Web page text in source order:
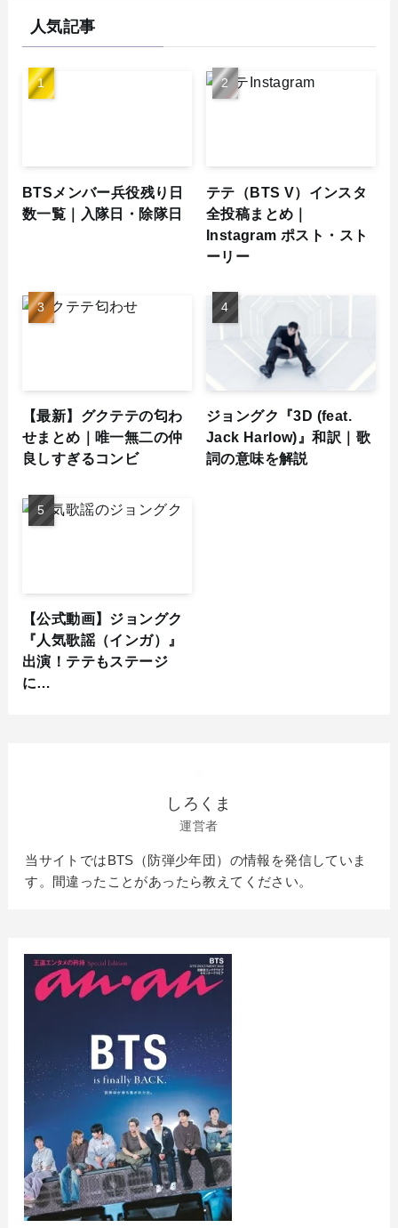
人気記事
BTSメンバー兵役残り日
数一覧｜入隊日・除隊日
テテ（BTS V）インスタ
全投稿まとめ｜
Instagram ポスト・スト
ーリー
【最新】グクテテの匂わ
せまとめ｜唯一無二の仲
良しすぎるコンビ
ジョングク『3D (feat.
Jack Harlow)』和訳｜歌
詞の意味を解説
【公式動画】ジョングク
『人気歌謡（インガ）』
出演！テテもステージ
に…
しろくま
運営者
当サイトではBTS（防弾少年団）の情報を発信していま
す。間違ったことがあったら教えてください。